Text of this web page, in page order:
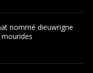
nommé dieuwrigne